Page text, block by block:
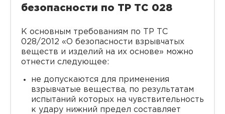
безопасности по ТР ТС 028
К основным требованиям по ТР ТС
028/2012 «О безопасности взрывчатых
веществ и изделий на их основе» можно
отнести следующее:
не допускаются для применения
взрывчатые вещества, по результатам
испытаний которых на чувствительность
к удару нижний предел составляет